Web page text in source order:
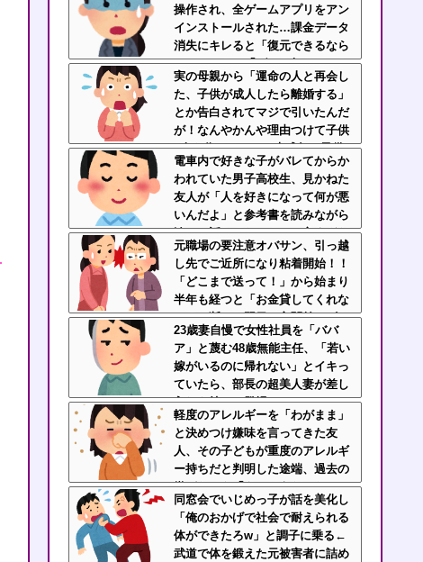
操作され、全ゲームアプリをアン
インストールされた…課金データ
消失にキレると「復元できるなら
いいじゃん」「ゲーム如きで」と
逆ギレして帰走
実の母親から「運命の人と再会し
た、子供が成人したら離婚する」
とか告白されてマジで引いたんだ
が！なんやかんや理由つけて子供
4人も作っておいて未成年の子供
に言う話かよ！
電車内で好きな子がバレてからか
われていた男子高校生、見かねた
友人が「人を好きになって何が悪
いんだよ」と参考書を読みながら
淡々と話してた←カッコ良すぎだ
ろ
元職場の要注意オバサン、引っ越
し先でご近所になり粘着開始！！
「どこまで送って！」から始まり
半年も経つと「お金貸してくれな
い？」断ると翌日、玄関前にゴミ
が置かれる
23歳妻自慢で女性社員を「ババ
ア」と蔑む48歳無能主任、「若い
嫁がいるのに帰れない」とイキっ
ていたら、部長の超美人妻が差し
入れを持って登場ｗｗｗｗ
軽度のアレルギーを「わがまま」
と決めつけ嫌味を言ってきた友
人、その子どもが重度のアレルギ
ー持ちだと判明した途端、過去の
嫌がらせを「えーそうだったっ
け？」と白々しくスルー
同窓会でいじめっ子が話を美化し
「俺のおかげで社会で耐えられる
体ができたろw」と調子に乗る←
武道で体を鍛えた元被害者に詰め